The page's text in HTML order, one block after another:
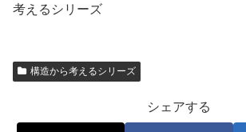
考えるシリーズ
構造から考えるシリーズ
シェアする